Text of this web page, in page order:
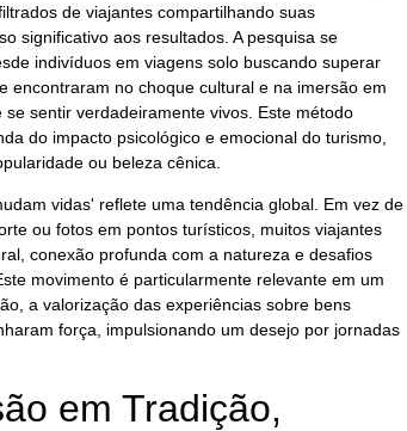
de viajantes compartilhando suas
significativo aos resultados. A pesquisa se
indivíduos em viagens solo buscando superar
encontraram no choque cultural e na imersão em
sentir verdadeiramente vivos. Este método
do impacto psicológico e emocional do turismo,
ou beleza cênica.
vidas' reflete uma tendência global. Em vez de
ou fotos em pontos turísticos, muitos viajantes
conexão profunda com a natureza e desafios
movimento é particularmente relevante em um
a valorização das experiências sobre bens
força, impulsionando um desejo por jornadas
em Tradição,